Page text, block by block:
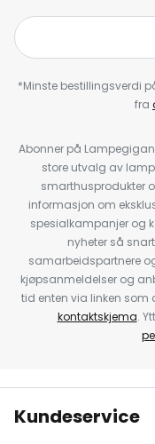
*Minste bestillingsverdi
fra
Abonner på
store utvalg av
smarthusprodukter
informasjon om
spesialkampanjer og
nyheter så
samarbeidspartnere
kjøpsanmeldelser og
tid enten via linken som
kontaktskjema.
Kundeservice